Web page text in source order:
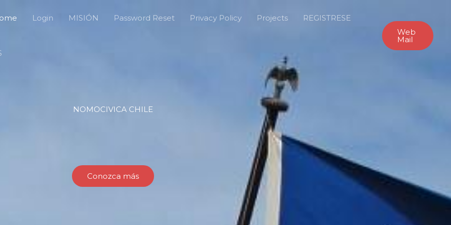
Login MISIÓN Password Reset Privacy Policy Projects REGISTRESE
Web
Mail
NOMOCIVICA CHILE
Conozca más